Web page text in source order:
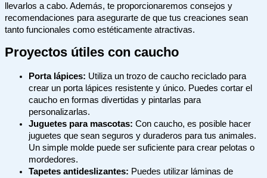
llevarlos a cabo. Además, te proporcionaremos consejos y
recomendaciones para asegurarte de que tus creaciones sean
tanto funcionales como estéticamente atractivas.
Proyectos útiles con caucho
Porta lápices: Utiliza un trozo de caucho reciclado para
crear un porta lápices resistente y único. Puedes cortar el
caucho en formas divertidas y pintarlas para
personalizarlas.
Juguetes para mascotas: Con caucho, es posible hacer
juguetes que sean seguros y duraderos para tus animales.
Un simple molde puede ser suficiente para crear pelotas o
mordedores.
Tapetes antideslizantes: Puedes utilizar láminas de